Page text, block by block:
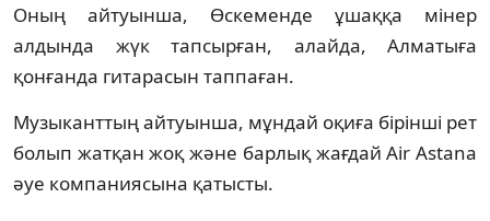
Оның айтуынша, Өскеменде ұшаққа мінер
алдында жүк тапсырған, алайда, Алматыға
қонғанда гитарасын таппаған.
Музыканттың айтуынша, мұндай оқиға бірінші рет
болып жатқан жоқ және барлық жағдай Air Astana
әуе компаниясына қатысты.